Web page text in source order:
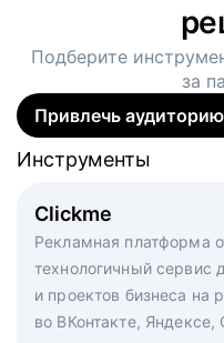
Подберите
за
Привлечь
Clickme
Рекламная платформа
технологичный сервис
и проектов бизнеса на
во ВКонтакте,
Инструменты
Вакансия дня
Рекламный формат для
hh.ru. Увеличивает
Инструменты
Массовый подбор под
кандидатов и когда
маркетологи,
hh.ru с целым набором
Инструменты